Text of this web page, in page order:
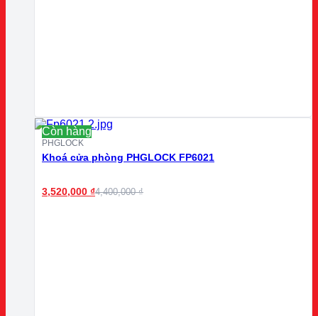
Còn hàng
PHGLOCK
Khoá cửa phòng PHGLOCK FP6021
3,520,000 ₫4,400,000₫